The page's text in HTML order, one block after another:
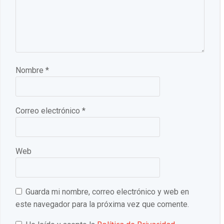
Nombre *
Correo electrónico *
Web
Guarda mi nombre, correo electrónico y web en
este navegador para la próxima vez que comente.